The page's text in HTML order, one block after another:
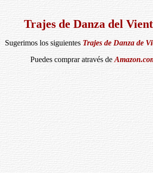
Trajes de Danza del
Sugerimos los siguientes Trajes de Danza de
Puedes comprar através de